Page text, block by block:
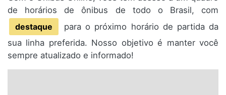
de horários de ônibus de todo o Brasil, com
destaque
para o próximo horário de partida da
sua linha preferida. Nosso objetivo é manter você
sempre atualizado e informado!